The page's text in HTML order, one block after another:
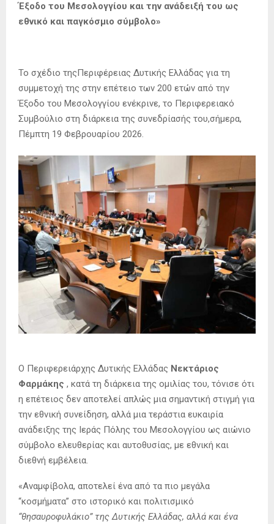
Έξοδο του Μεσολογγίου και την ανάδειξή του ως
εθνικό και παγκόσμιο σύμβολο»
Το σχέδιο τηςΠεριφέρειας Δυτικής Ελλάδας για τη
συμμετοχή της στην επέτειο των 200 ετών από την
Έξοδο του Μεσολογγίου ενέκρινε, το Περιφερειακό
Συμβούλιο στη διάρκεια της συνεδρίασής του,σήμερα,
Πέμπτη 19 Φεβρουαρίου 2026.
Ο Περιφερειάρχης Δυτικής Ελλάδας Νεκτάριος
Φαρμάκης , κατά τη διάρκεια της ομιλίας του, τόνισε ότι
η επέτειος δεν αποτελεί απλώς μια σημαντική στιγμή για
την εθνική συνείδηση, αλλά μια τεράστια ευκαιρία
ανάδειξης της Ιεράς Πόλης του Μεσολογγίου ως αιώνιο
σύμβολο ελευθερίας και αυτοθυσίας, με εθνική και
διεθνή εμβέλεια.
«Αναμφίβολα, αποτελεί ένα από τα πιο μεγάλα
“κοσμήματα” στο ιστορικό και πολιτισμικό
“θησαυροφυλάκιο” της Δυτικής Ελλάδας, αλλά και ένα